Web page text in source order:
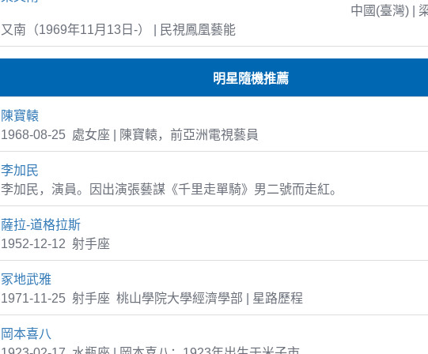
中國(臺灣) |
又南（1969年11月13日-） | 民視鳳凰藝能
明星隨機推薦
陳寶轅
1968-08-25 處女座 | 陳寶轅，前亞洲電視藝員
李加民
李加民，演員。因出演張藝謀《千里走單騎》男二號而走紅。
薩拉-道格拉斯
1952-12-12 射手座
冢地武雅
1971-11-25 射手座 桃山學院大學經濟學部 | 星路歷程
岡本喜八